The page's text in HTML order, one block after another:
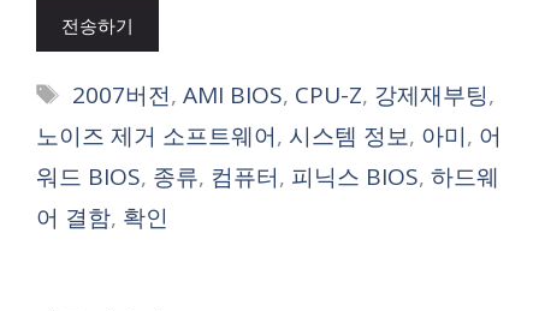
전송하기
태
그
2007버전,AMI BIOS, CPU-Z, 강제재부팅,
노이즈 제거 소프트웨어, 시스템 정보, 아미, 어
워드 BIOS, 종류, 컴퓨터, 피닉스 BIOS, 하드웨
어 결함, 확인